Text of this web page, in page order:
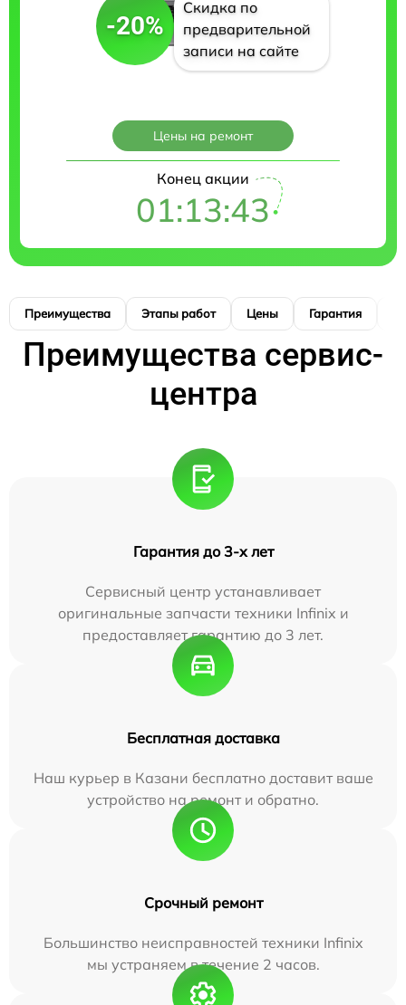
-20%
Скидка по
предварительной
записи на сайте
Цены на ремонт
Конец акции
01:13:42
Преимущества Этапы работ Цены Гарантия
Преимущества сервис-
центра
Гарантия до 3-х лет
Сервисный центр устанавливает
оригинальные запчасти техники Infinix и
предоставляет гарантию до 3 лет.
Бесплатная доставка
Наш курьер в Казани бесплатно доставит ваше
устройство на ремонт и обратно.
Срочный ремонт
Большинство неисправностей техники Infinix
мы устраняем в течение 2 часов.